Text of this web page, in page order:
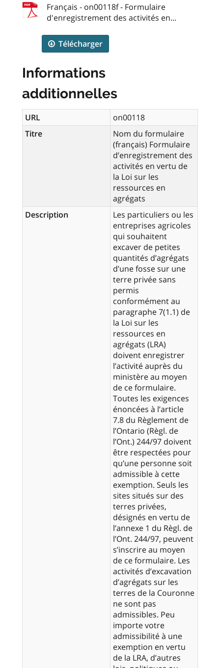
Français - on00118f - Formulaire
d'enregistrement des activités en...
Télécharger
Informations
additionnelles
URL
on00118
Titre
Nom du formulaire
(français) Formulaire
d’enregistrement des
activités en vertu de
la Loi sur les
ressources en
agrégats
Description
Les particuliers ou les
entreprises agricoles
qui souhaitent
excaver de petites
quantités d’agrégats
d’une fosse sur une
terre privée sans
permis
conformément au
paragraphe 7(1.1) de
la Loi sur les
ressources en
agrégats (LRA)
doivent enregistrer
l’activité auprès du
ministère au moyen
de ce formulaire.
Toutes les exigences
énoncées à l’article
7.8 du Règlement de
l’Ontario (Règl. de
l’Ont.) 244/97 doivent
être respectées pour
qu’une personne soit
admissible à cette
exemption. Seuls les
sites situés sur des
terres privées,
désignés en vertu de
l’annexe 1 du Règl. de
l’Ont. 244/97, peuvent
s’inscrire au moyen
de ce formulaire. Les
activités d’excavation
d’agrégats sur les
terres de la Couronne
ne sont pas
admissibles. Peu
importe votre
admissibilité à une
exemption en vertu
de la LRA, d’autres